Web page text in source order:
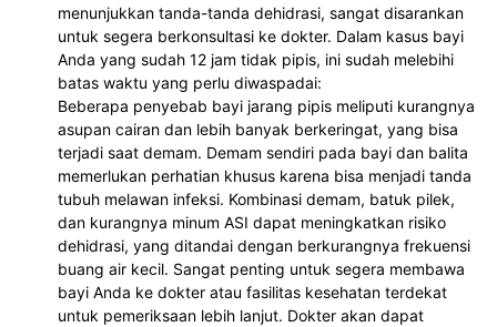
menunjukkan tanda-tanda dehidrasi, sangat disarankan
untuk segera berkonsultasi ke dokter. Dalam kasus bayi
Anda yang sudah 12 jam tidak pipis, ini sudah melebihi
batas waktu yang perlu diwaspadai:
Beberapa penyebab bayi jarang pipis meliputi kurangnya
asupan cairan dan lebih banyak berkeringat, yang bisa
terjadi saat demam. Demam sendiri pada bayi dan balita
memerlukan perhatian khusus karena bisa menjadi tanda
tubuh melawan infeksi. Kombinasi demam, batuk pilek,
dan kurangnya minum ASI dapat meningkatkan risiko
dehidrasi, yang ditandai dengan berkurangnya frekuensi
buang air kecil. Sangat penting untuk segera membawa
bayi Anda ke dokter atau fasilitas kesehatan terdekat
untuk pemeriksaan lebih lanjut. Dokter akan dapat